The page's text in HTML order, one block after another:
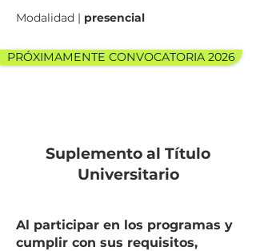
Modalidad | presencial
PRÓXIMAMENTE CONVOCATORIA 2026
Suplemento al Título
Universitario
Al participar en los programas y
cumplir con sus requisitos,